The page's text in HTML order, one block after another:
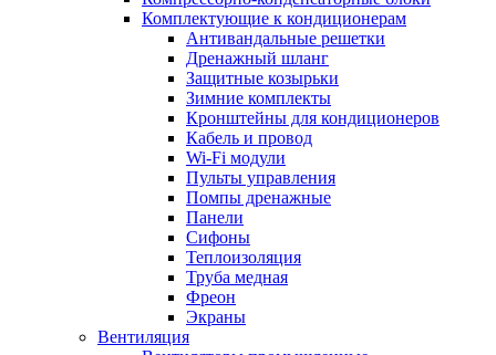
Комплектующие к кондиционерам
Антивандальные решетки
Дренажный шланг
Защитные козырьки
Зимние комплекты
Кронштейны для кондиционеров
Кабель и провод
Wi-Fi модули
Пульты управления
Помпы дренажные
Панели
Сифоны
Теплоизоляция
Труба медная
Фреон
Экраны
Вентиляция